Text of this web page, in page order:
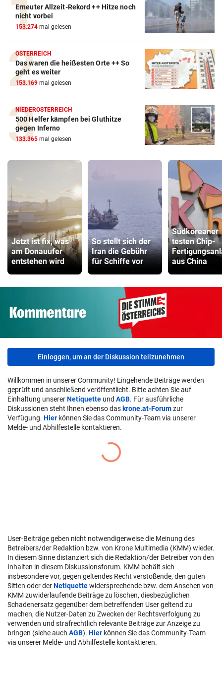
Erneuter Allzeit-Rekord ++ Hitze noch
nicht vorbei
153.274 mal gelesen
ÖSTERREICH
Das waren die heißesten Orte ++ So
geht es weiter
153.169 mal gelesen
NIEDERÖSTERREICH
500 Helfer kämpfen bei Gluthitze
gegen Inferno
133.365 mal gelesen
Jetzt ist fix, was
am Donauufer
entstehen wird
So stellt sich der
Iran die Gebühr
für Schiffe vor
Südkoreaner
testen Chip-
aus China
Einloggen, um an der Diskussion teilzunehmen
Willkommen in unserer Community! Eingehende Beiträge werden
geprüft und anschließend veröffentlicht. Bitte achten Sie auf
Einhaltung unsererNetiquette und AGB. Für ausführliche
Diskussionen steht Ihnen ebenso das krone.at-Forumzur
Verfügung. Hier können Sie das Community-Team via unserer
Melde- und Abhilfestelle kontaktieren.
User-Beiträge geben nicht notwendigerweise die Meinung des
Betreibers/der Redaktion bzw. von Krone Multimedia (KMM) wieder.
In diesem Sinne distanziert sich die Redaktion/der Betreiber von den
Inhalten in diesem Diskussionsforum. KMM behält sich
insbesondere vor, gegen geltendes Recht verstoßende, den guten
Sitten oder derNetiquettewidersprechende bzw. dem Ansehen von
KMM zuwiderlaufende Beiträge zu löschen, diesbezüglichen
Schadenersatz gegenüber dem betreffenden User geltend zu
machen, die Nutzer-Daten zu Zwecken der Rechtsverfolgung zu
verwenden und strafrechtlich relevante Beiträge zur Anzeige zu
bringen (siehe auch AGB). Hier können Sie das Community-Team
via unserer Melde- und Abhilfestelle kontaktieren.